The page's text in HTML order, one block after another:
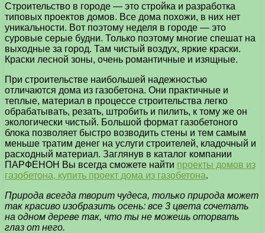
Строительство в городе — это стройка и разработка
типовых проектов домов. Все дома похожи, в них нет
уникальности. Вот поэтому неделя в городе — это
суровые серые будни. Только поэтому многие спешат на
выходные за город. Там чистый воздух, яркие краски.
Краски лесной зоны, очень романтичные и изящные.
При строительстве наибольшей надежностью
отличаются дома из газобетона. Они практичные и
теплые, материал в процессе строительства легко
обрабатывать, резать, штробить и пилить, к тому же он
экологически чистый. Большой формат газобетоного
блока позволяет быстро возводить стены и тем самым
меньше тратим денег на услуги строителей, кладочный и
расходный материал. Заглянув в каталог компании
ПАРФЕНОН Вы всегда сможете найти проекты домов из
газобетона, купить проект дома из газобетона.
Природа всегда творит чудеса, только природа может
так красиво изобразить осень: все 3 цвета сочетать
на одном дереве так, что ты не можешь оторвать
глаз от него.